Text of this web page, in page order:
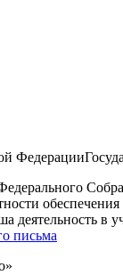
деятельность в
письма